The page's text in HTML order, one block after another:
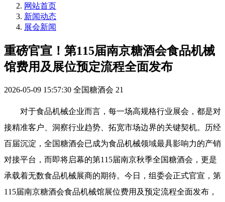
网站首页
新闻动态
展会新闻
重磅官宣！第115届南京糖酒会食品机械
馆费用及展位预定流程全面发布
2026-05-09 15:57:30 全国糖酒会 21
对于食品机械企业而言，每一场高规格行业展会，都是对
接精准客户、洞察行业趋势、拓宽市场边界的关键契机。历经
百届沉淀， 全国糖酒会已成为食品机械领域最具影响力的产销
对接平台，而即将启幕的第115届南京秋季全国糖酒会 ，更是
承载着无数食品机械展商的期待。今日，组委会正式官宣，第
115届南京糖酒会食品机械馆展位费用及预定流程全面发布，